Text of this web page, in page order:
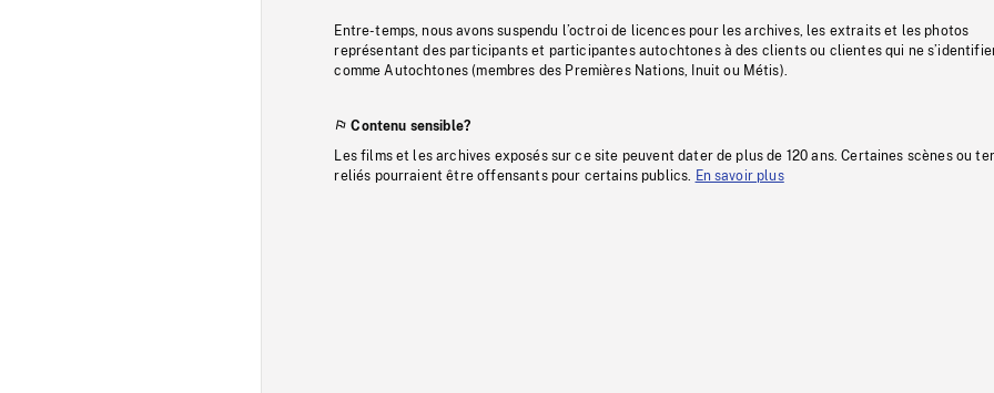
Entre-temps, nous avons suspendu l’octroi de licences pour les archives, les extraits et les photos
représentant des participants et participantes autochtones à des clients ou clientes qui ne
comme Autochtones (membres des Premières Nations, Inuit ou Métis).
Contenu sensible?
Les films et les archives exposés sur ce site peuvent dater de plus de 120 ans. Certaines scènes ou
reliés pourraient être offensants pour certains publics. En savoir plus